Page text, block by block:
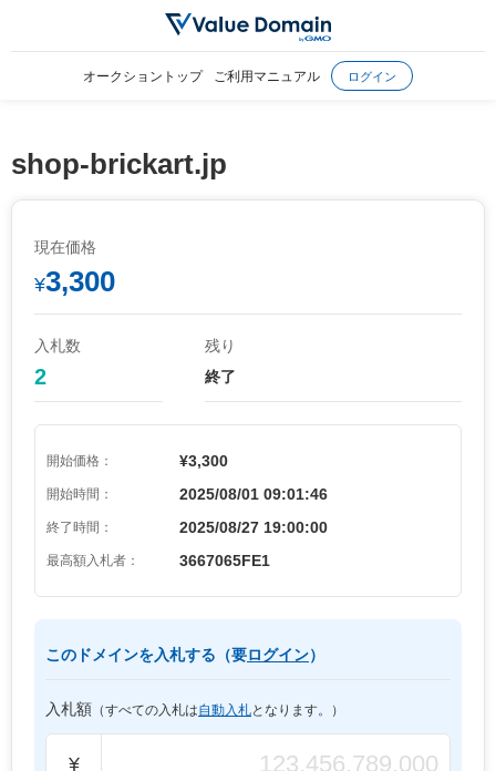
オークショントップ ご利用マニュアル ログイン
shop-brickart.jp
現在価格
¥3,300
入札数
2
残り
終了
開始価格： ¥3,300
開始時間： 2025/08/01 09:01:46
終了時間： 2025/08/27 19:00:00
最高額入札者： 3667065FE1
このドメインを入札する（要ログイン）
入札額 （すべての入札は自動入札となります。）
¥